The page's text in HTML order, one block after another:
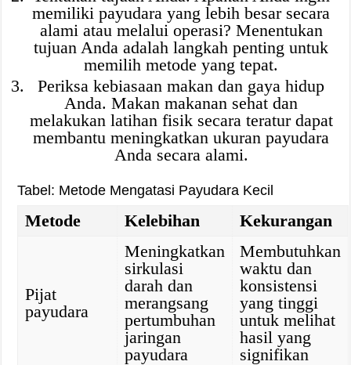
memiliki payudara yang lebih besar secara
alami atau melalui operasi? Menentukan
tujuan Anda adalah langkah penting untuk
memilih metode yang tepat.
Periksa kebiasaan makan dan gaya hidup
Anda. Makan makanan sehat dan
melakukan latihan fisik secara teratur dapat
membantu meningkatkan ukuran payudara
Anda secara alami.
Tabel: Metode Mengatasi Payudara Kecil
Metode Kelebihan Kekurangan
Pijat
payudara
Meningkatkan
sirkulasi
darah dan
merangsang
pertumbuhan
jaringan
payudara
Membutuhkan
waktu dan
konsistensi
yang tinggi
untuk melihat
hasil yang
signifikan